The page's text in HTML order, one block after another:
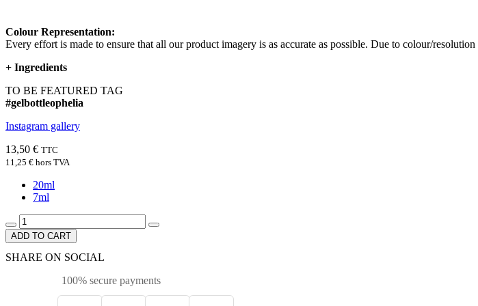
Colour Representation:
Every effort is made to ensure that all our product imagery is as accurate as possible. Due to colour/
+ Ingredients
TO BE FEATURED TAG
#gelbottleophelia
Instagram gallery
13,50 € TTC
11,25 € hors TVA
20ml
7ml
ADD TO CART
SHARE ON SOCIAL
100% secure payments